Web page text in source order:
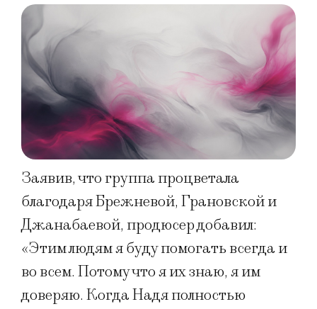
Заявив, что группа процветала
благодаря Брежневой, Грановской и
Джанабаевой, продюсер добавил:
«Этим людям я буду помогать всегда и
во всем. Потому что я их знаю, я им
доверяю. Когда Надя полностью